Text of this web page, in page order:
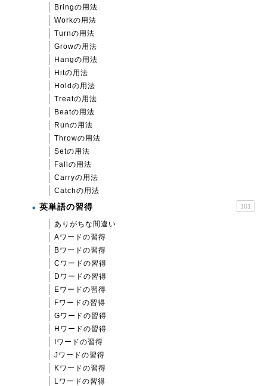
Bringの用法
Workの用法
Turnの用法
Growの用法
Hangの用法
Hitの用法
Holdの用法
Treatの用法
Beatの用法
Runの用法
Throwの用法
Setの用法
Fallの用法
Carryの用法
Catchの用法
英単語の習得 101
ありがちな間違い
Aワードの習得
Bワードの習得
Cワードの習得
Dワードの習得
Eワードの習得
Fワードの習得
Gワードの習得
Hワードの習得
Iワードの習得
Jワードの習得
Kワードの習得
Lワードの習得